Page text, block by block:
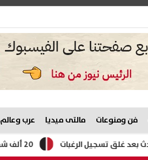
فن ومنوعات مالتى ميديا عرب وعالم
20 ألف شقة جديدة.. كيف تحصل على وحدة بالإيجار المنتهي بالتمليك؟